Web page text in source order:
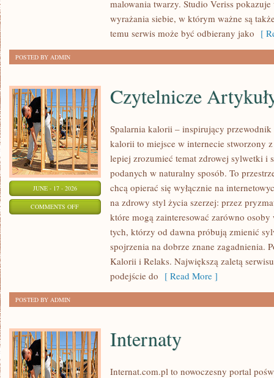
malowania twarzy. Studio Veriss
wyrażania siebie, w którym ważne są
temu serwis może być odbierany jako [
POSTED BY ADMIN
JUNE - 17 - 2026
COMMENTS OFFON
CZYTELNICZE
ARTYKUŁY
Czytelnicze
Spalarnia kalorii – inspirujący
kalorii to miejsce w internecie stworzony
lepiej zrozumieć temat zdrowej sylwetki i
podanych w naturalny sposób. To
chcą opierać się wyłącznie na
na zdrowy styl życia szerzej: przez
które mogą zainteresować zarówno
tych, którzy od dawna próbują zmienić
spojrzenia na dobrze znane zagadnienia.
Kalorii i Relaks. Największą zaletą
podejście do [ Read More ]
POSTED BY ADMIN
Internaty
Internat.com.pl to nowoczesny portal